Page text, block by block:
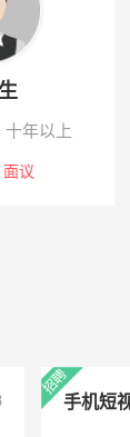
司凉山分公司
建材有限公司
技有限公司
十年以上
面议
手机短